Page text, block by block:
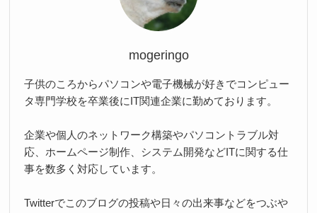
mogeringo
子供のころからパソコンや電子機械が好きでコンピュー
タ専門学校を卒業後にIT関連企業に勤めております。
企業や個人のネットワーク構築やパソコントラブル対
応、ホームページ制作、システム開発などITに関する仕
事を数多く対応しています。
Twitterでこのブログの投稿や日々の出来事などをつぶや